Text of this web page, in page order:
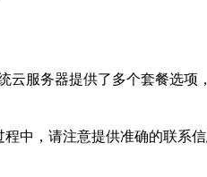
服务器提供了多个套餐选项
中，请注意提供准确的联系